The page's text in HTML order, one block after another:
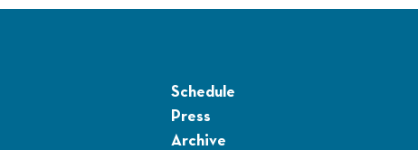
Schedule
Press
Archive